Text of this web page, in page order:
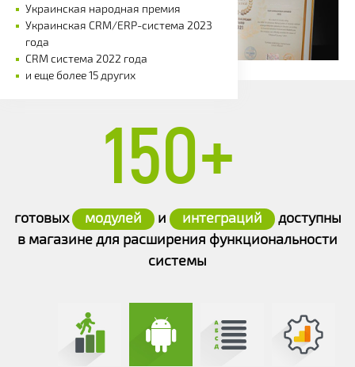
Украинская народная премия
Украинская CRM/ERP-система 2023
года
CRM система 2022 года
и еще более 15 других
150+
готовых модулей и интеграций
доступны
в магазине для расширения функциональности
системы